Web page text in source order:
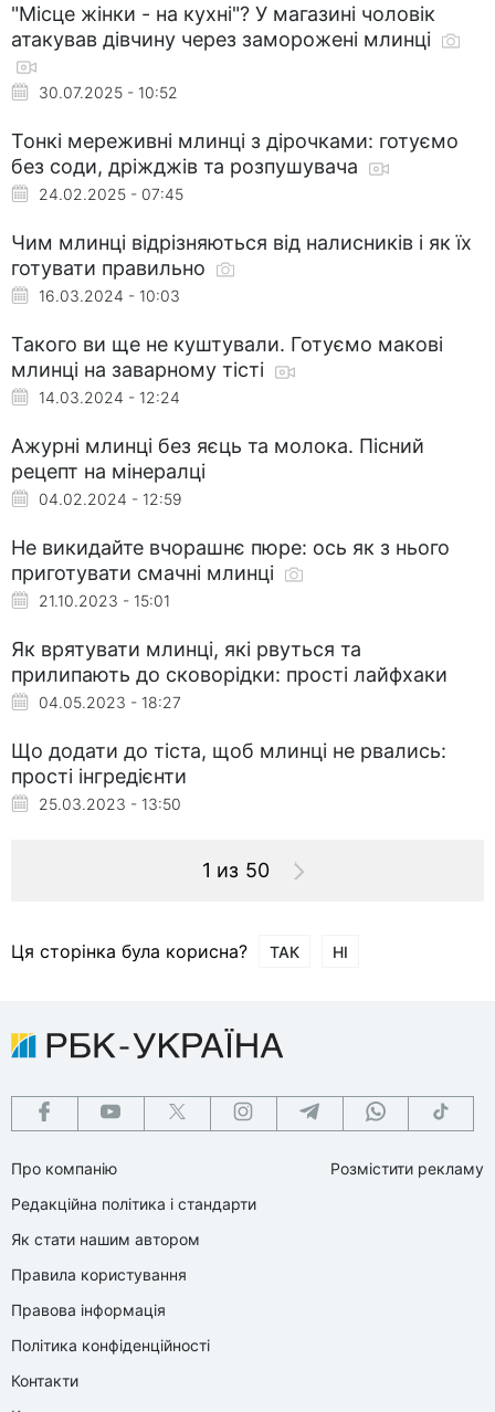
"Місце жінки - на кухні"? У магазині чоловік
атакував дівчину через заморожені млинці
30.07.2025 - 10:52
Тонкі мереживні млинці з дірочками: готуємо
без соди, дріжджів та розпушувача
24.02.2025 - 07:45
Чим млинці відрізняються від налисників і як їх
готувати правильно
16.03.2024 - 10:03
Такого ви ще не куштували. Готуємо макові
млинці на заварному тісті
14.03.2024 - 12:24
Ажурні млинці без яєць та молока. Пісний
рецепт на мінералці
04.02.2024 - 12:59
Не викидайте вчорашнє пюре: ось як з нього
приготувати смачні млинці
21.10.2023 - 15:01
Як врятувати млинці, які рвуться та
прилипають до сковорідки: прості лайфхаки
04.05.2023 - 18:27
Що додати до тіста, щоб млинці не рвались:
прості інгредієнти
25.03.2023 - 13:50
1 из 50
Ця сторінка була корисна? ТАК НІ
Про компанію
Редакційна політика і стандарти
Як стати нашим автором
Правила користування
Правова інформація
Політика конфіденційності
Контакти
Розмістити рекламу